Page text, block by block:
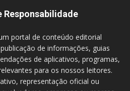
Responsabilidade
portal de conteúdo editorial
de informações, guias
de aplicativos, programas,
para os nossos leitores.
representação oficial ou